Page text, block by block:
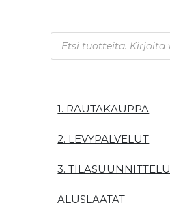
Products search
1. RAUTAKAUPPA
2. LEVYPALVELUT
3. TILASUUNNITTELU
ALUSLAATAT